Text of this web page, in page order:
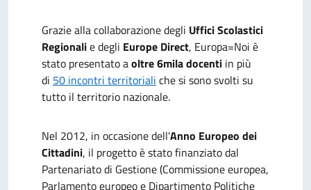
Grazie alla collaborazione degli Uffici Scolastici
Regionalie degli Europe Direct, Europa=Noi è
stato presentato aoltre 6mila docenti in più
di 50 incontri territoriali che si sono svolti su
tutto il territorio nazionale.
Nel 2012, in occasione dell'Anno Europeo dei
Cittadini, il progetto è stato finanziato dal
Partenariato di Gestione (Commissione europea,
Parlamento europeo e Dipartimento Politiche